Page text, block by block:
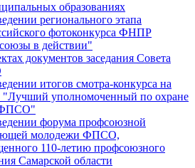
образованиях
регионального этапа
фотоконкурса ФНПР
в действии"
документов заседания Совета
итогов смотра-конкурса на
"Лучший уполномоченный по охране
ФПСО"
форума профсоюзной
молодежи ФПСО,
110-летию профсоюзного
Самарской области